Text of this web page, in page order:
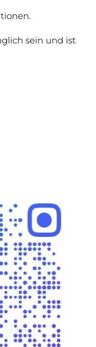
sein und ist